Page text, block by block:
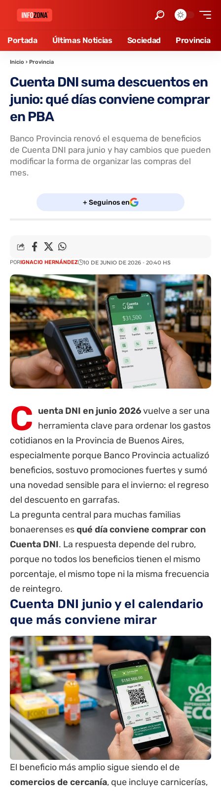
Portada Últimas Noticias Sociedad Provincia
Inicio › Provincia
Cuenta DNI suma descuentos en
junio: qué días conviene comprar
en PBA
Banco Provincia renovó el esquema de beneficios
de Cuenta DNI para junio y hay cambios que pueden
modificar la forma de organizar las compras del
mes.
+ Seguinos en
PORIGNACIO HERNÁNDEZ 10 DE JUNIO DE 2026 - 20:40 HS
C uenta DNI en junio 2026vuelve a ser una
herramienta clave para ordenar los gastos
cotidianos en la Provincia de Buenos Aires,
especialmente porque Banco Provincia actualizó
beneficios, sostuvo promociones fuertes y sumó
una novedad sensible para el invierno: el regreso
del descuento en garrafas.
La pregunta central para muchas familias
bonaerenses esqué día conviene comprar con
Cuenta DNI. La respuesta depende del rubro,
porque no todos los beneficios tienen el mismo
porcentaje, el mismo tope ni la misma frecuencia
de reintegro.
Cuenta DNI junio y el calendario
que más conviene mirar
El beneficio más amplio sigue siendo el de
comercios de cercanía, que incluye carnicerías,